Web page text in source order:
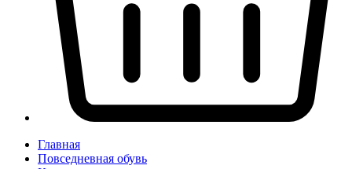
Главная
Повседневная обувь